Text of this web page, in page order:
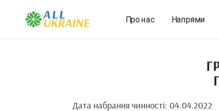
Про нас Напрями
Дата набрання чинності: 04.04.2022